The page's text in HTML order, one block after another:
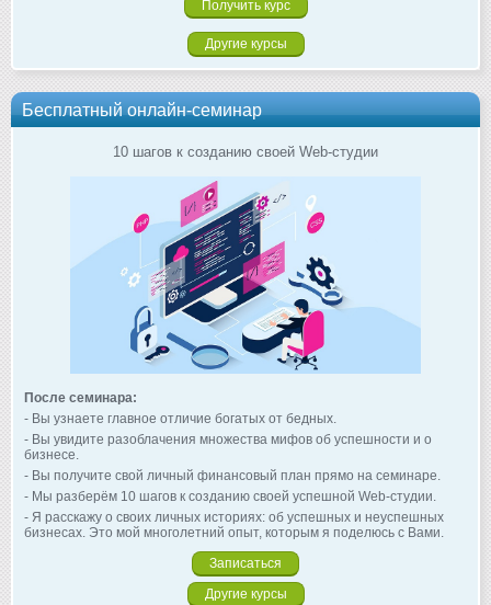
Другие курсы
Бесплатный онлайн-семинар
10 шагов к созданию своей Web-студии
После семинара:
- Вы узнаете главное отличие богатых от бедных.
- Вы увидите разоблачения множества мифов об успешности и о
бизнесе.
- Вы получите свой личный финансовый план прямо на семинаре.
- Мы разберём 10 шагов к созданию своей успешной Web-студии.
- Я расскажу о своих личных историях: об успешных и неуспешных
бизнесах. Это мой многолетний опыт, которым я поделюсь с Вами.
Записаться
Другие курсы